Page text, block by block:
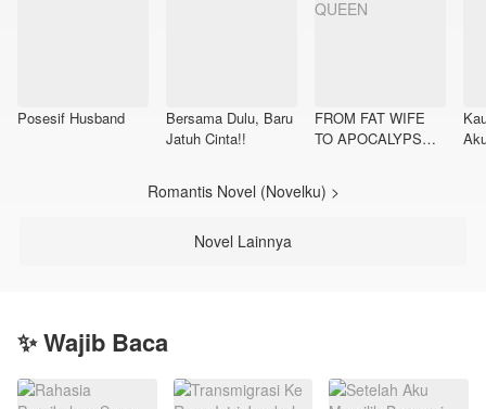
Posesif Husband
Bersama Dulu, Baru
Jatuh Cinta!!
FROM FAT WIFE
TO APOCALYPSE
Romantis Novel (Novelku) >
Novel Lainnya
✨ Wajib Baca